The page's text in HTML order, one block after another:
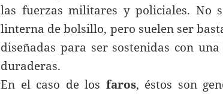
las fuerzas militares y policiales. No
linterna de bolsillo, pero suelen ser
diseñadas para ser sostenidas con
duraderas.
En el caso de los faros, éstos son